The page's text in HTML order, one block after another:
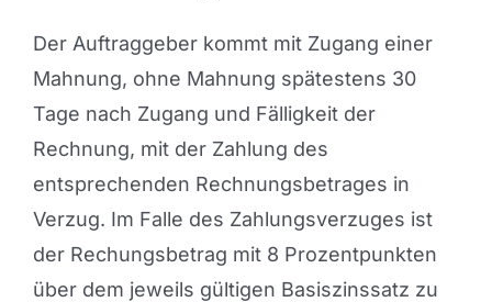
Der Auftraggeber kommt mit Zugang einer
Mahnung, ohne Mahnung spätestens 30
Tage nach Zugang und Fälligkeit der
Rechnung, mit der Zahlung des
entsprechenden Rechnungsbetrages in
Verzug. Im Falle des Zahlungsverzuges ist
der Rechungsbetrag mit 8 Prozentpunkten
über dem jeweils gültigen Basiszinssatz zu